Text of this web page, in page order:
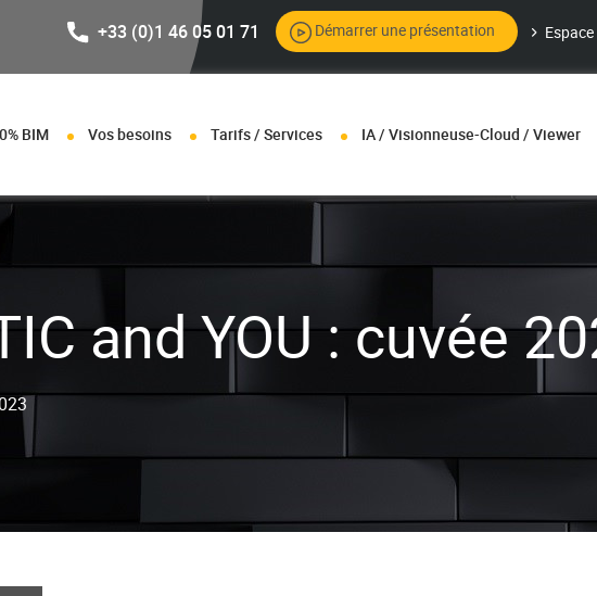
+33 (0)1 46 05 01 71
Démarrer une présentation
BIM Vos besoins Tarifs / Services IA / Visionneuse-Cloud / Viewer
and YOU : cuvée